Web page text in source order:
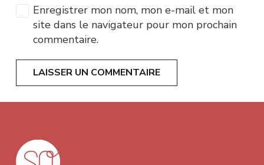
Enregistrer mon nom, mon e-mail et mon
site dans le navigateur pour mon prochain
commentaire.
LAISSER UN COMMENTAIRE